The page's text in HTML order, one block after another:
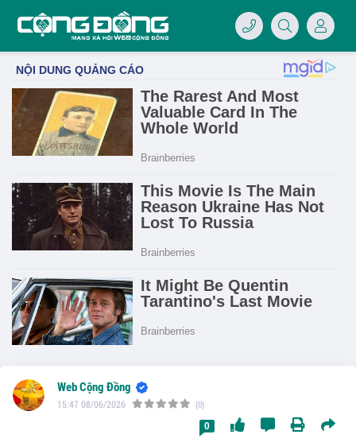
Web Cộng Đồng
15:47 08/06/2026 (0)
0
07/LOGO-